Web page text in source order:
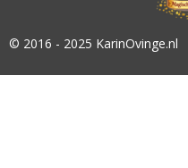
© 2016 - 2025 KarinOvinge.nl